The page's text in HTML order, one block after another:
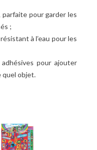
pour garder les
;
à l’eau pour les
pour ajouter
quel objet.